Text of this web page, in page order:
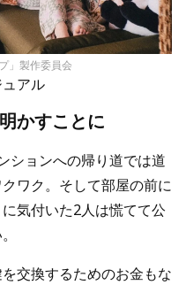
」製作委員会
ュアル
かすことに
ションへの帰り道では道
ワク。そして部屋の前に
気付いた2人は慌てて公
交換するためのお金もな